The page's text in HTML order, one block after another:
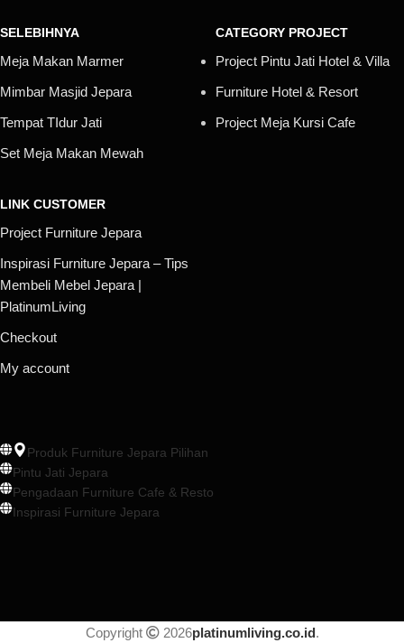
SELEBIHNYA
Meja Makan Marmer
Mimbar Masjid Jepara
Tempat TIdur Jati
Set Meja Makan Mewah
CATEGORY PROJECT
Project Pintu Jati Hotel & Villa
Furniture Hotel & Resort
Project Meja Kursi Cafe
LINK CUSTOMER
Project Furniture Jepara
Inspirasi Furniture Jepara – Tips
Membeli Mebel Jepara |
PlatinumLiving
Checkout
My account
Produk Furniture Jepara Pilihan
Pintu Jati Jepara
Pengadaan Furniture Cafe & Resto
Inspirasi Furniture Jepara
Copyright 2026platinumliving.co.id.